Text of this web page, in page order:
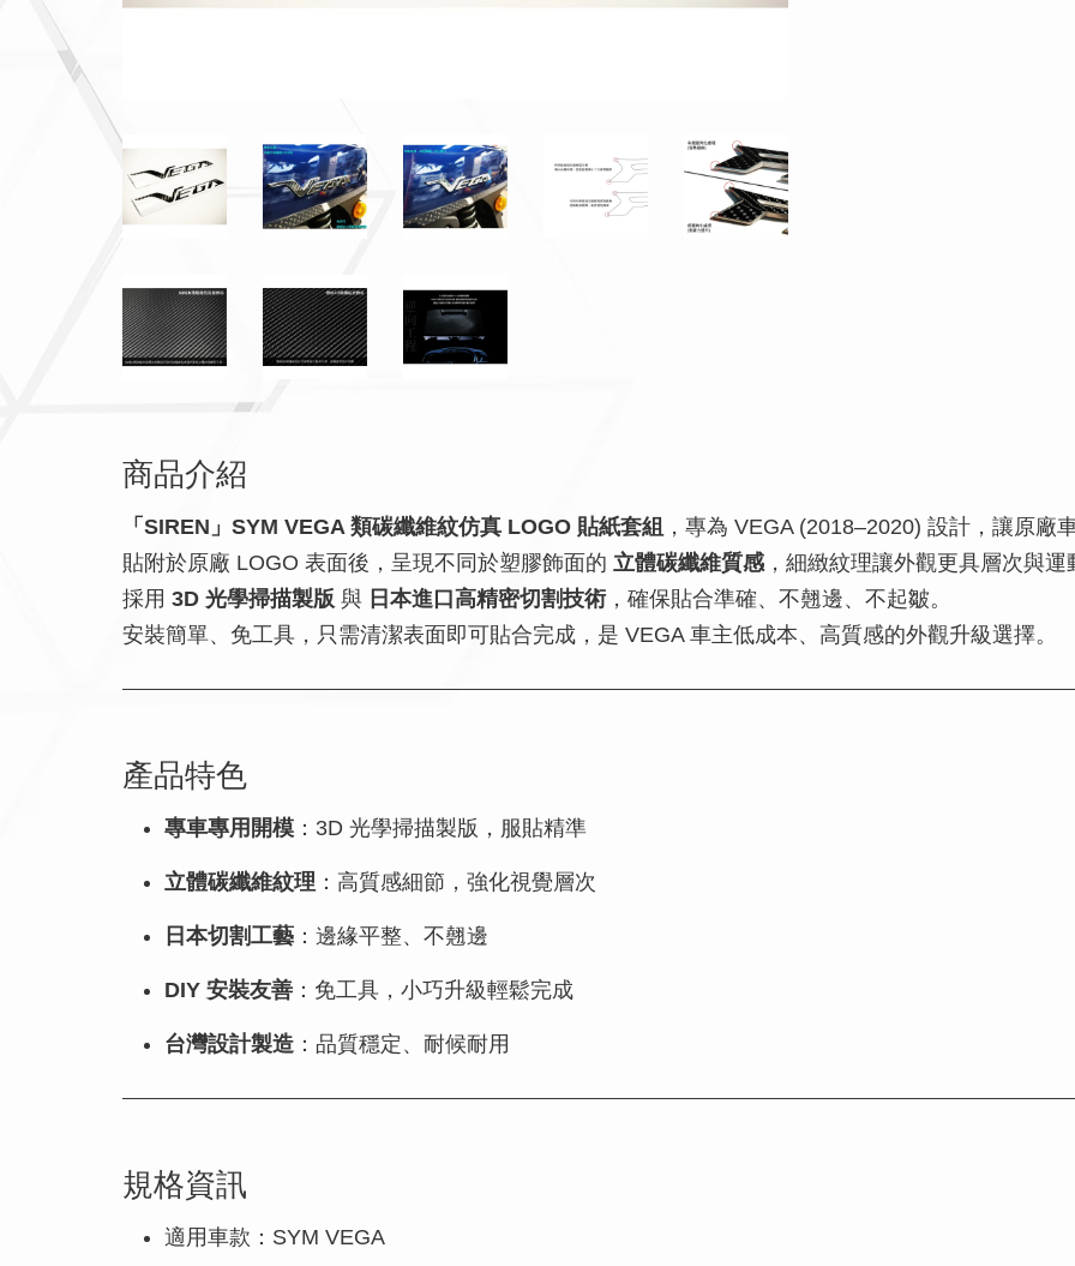
商品介紹
「SIREN」SYM VEGA 類碳纖維紋仿真 LOGO 貼紙套組 ，專為 VEGA (2018–2020) 設計，讓原廠
貼附於原廠 LOGO 表面後，呈現不同於塑膠飾面的 立體碳纖維質感，細緻紋理讓外觀更具層次與運
採用 3D 光學掃描製版 與 日本進口高精密切割技術，確保貼合準確、不翹邊、不起皺。
安裝簡單、免工具，只需清潔表面即可貼合完成，是 VEGA 車主低成本、高質感的外觀升級選擇。
產品特色
專車專用開模 ：3D 光學掃描製版，服貼精準
立體碳纖維紋理 ：高質感細節，強化視覺層次
日本切割工藝 ：邊緣平整、不翹邊
DIY 安裝友善 ：免工具，小巧升級輕鬆完成
台灣設計製造 ：品質穩定、耐候耐用
規格資訊
適用車款：SYM VEGA